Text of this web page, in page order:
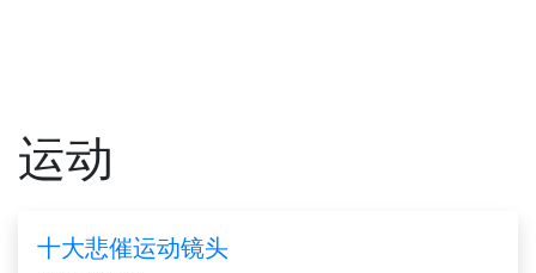
运动
十大悲催运动镜头